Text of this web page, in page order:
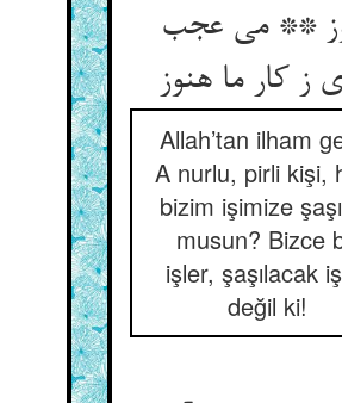
** می عجب
ز کار ما هنوز
Allah’tan ilham
A nurlu, pirli kişi,
bizim işimize
musun? Bizce
işler, şaşılacak
değil ki!